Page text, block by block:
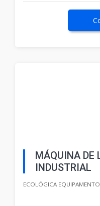
MÁQUINA DE
INDUSTRIAL
ECOLÓGICA